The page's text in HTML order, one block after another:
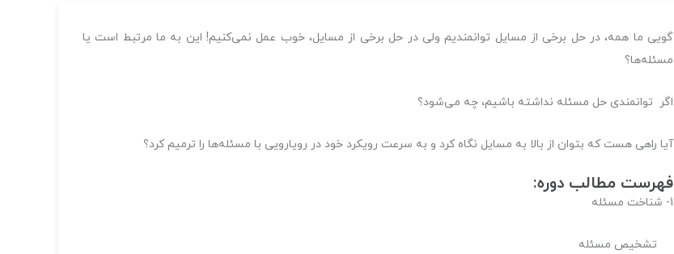
گویی ما همه، در حل برخی از مسایل توانمندیم ولی در حل برخی از مسایل، خوب عمل نمی‌کنیم! این به ما مرتبط است یا
مسئله‌ها؟
اگر توانمندی حل مسئله نداشته باشیم، چه می‌شود؟
آیا راهی هست که بتوان از بالا به مسایل نگاه کرد و به سرعت رویکرد خود در رویارویی با مسئله‌ها را ترمیم کرد؟
فهرست مطالب دوره:
1- شناخت مسئله
تشخیص مسئله